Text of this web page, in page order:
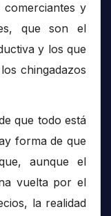
y
que son el
y los que
chingadazos
que todo está
forma de que
aunque el
vuelta por el
la realidad